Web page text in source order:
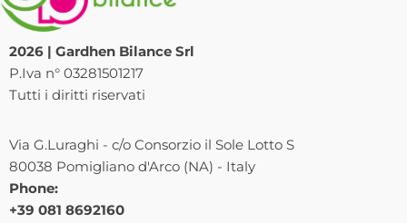
2026 | Gardhen Bilance Srl
P.Iva n° 03281501217
Tutti i diritti riservati
Via G.Luraghi - c/o Consorzio il Sole Lotto S
80038 Pomigliano d'Arco (NA) - Italy
Phone:
+39 081 8692160